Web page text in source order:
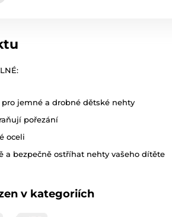
pro jemné a drobné dětské nehty
pořezání
oceli
a bezpečně ostříhat nehty vašeho dítěte
v kategoriích